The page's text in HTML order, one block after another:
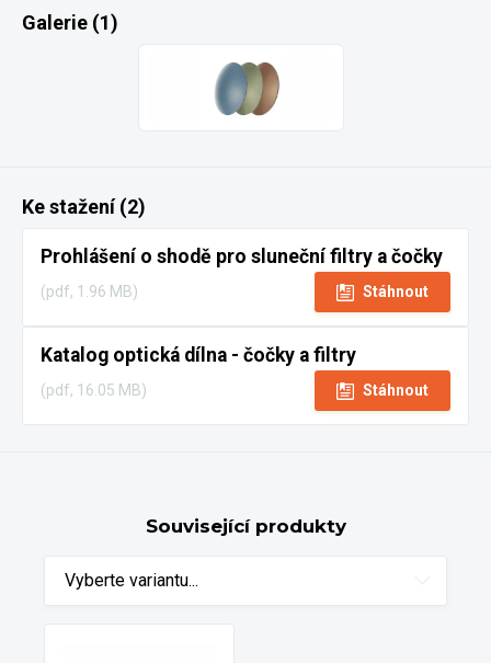
Galerie (1)
Ke stažení (2)
Prohlášení o shodě pro sluneční filtry a čočky
(pdf, 1.96 MB) Stáhnout
Katalog optická dílna - čočky a filtry
(pdf, 16.05 MB) Stáhnout
Související produkty
Vyberte variantu...